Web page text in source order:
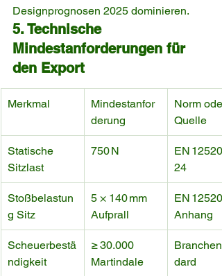
Designprognosen 2025 dominieren.
5. Technische
Mindestanforderungen für
den Export
Merkmal
Mindestanfor
derung
Norm oder
Quelle
Statische
Sitzlast
750 N
EN
24
Stoßbelastun
g Sitz
5 × 140 mm
Aufprall
EN 12520,
Anhang
Scheuerbestä
ndigkeit
≥ 30.000
Martindale
dard